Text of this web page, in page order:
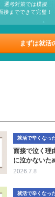
選考対策では模擬
接までできて完璧！
まずは就活
就活で辛くなっ
面接で泣く理
に泣かないた
2026.7.8
就活で辛くなっ